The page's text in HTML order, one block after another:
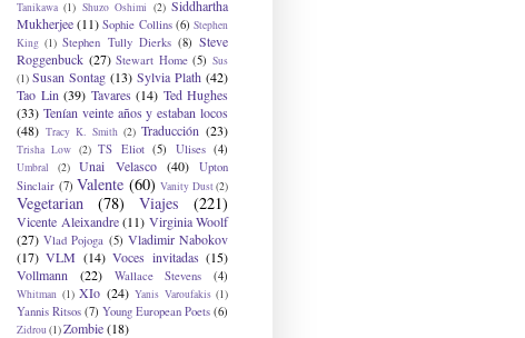
Tanikawa (1) Shuzo Oshimi (2) Siddhartha
Mukherjee (11) Sophie Collins (6) Stephen
King (1) Stephen Tully Dierks (8) Steve
Roggenbuck (27) Stewart Home (5) Sus
(1) Susan Sontag (13) Sylvia Plath (42)
Tao Lin (39) Tavares (14) Ted Hughes
(33) Tenían veinte años y estaban locos
(48) Tracy K. Smith (2) Traducción (23)
Trisha Low (2) TS Eliot (5) Ulises (4)
Umbral (2) Unai Velasco (40)
Upton
Sinclair (7) Valente (60) Vanity Dust(2)
Vegetarian (78) Viajes (221)
Vicente Aleixandre (11) Virginia Woolf
(27) Vlad Pojoga (5) Vladimir Nabokov
(17) VLM (14) Voces invitadas (15)
Vollmann
(22) Wallace Stevens (4)
Whitman (1) XIo (24) Yanis Varoufakis (1)
Yannis Ritsos (7) Young European Poets (6)
Zidrou(1)Zombie(18)